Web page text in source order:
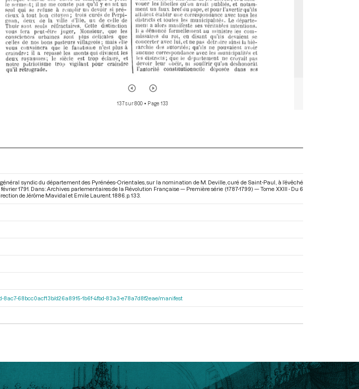
137 sur 800 • Page 133
syndic du département des Pyrénées-Orientales, sur la nomination de M. Deville, curé de Saint-Paul, à l’évêché
février 1791. Dans : Archives parlementaires de la Révolution Française — Première série (1787-1799) — Tome XXIII - Du 6
de Jérôme Mavidal et Emile Laurent. 1886. p. 133.
8ac7-68bcc0acf13b/d26a8915-1b6f-4fbd-83a3-e78a7d8f2eae/manifest